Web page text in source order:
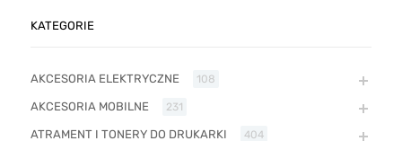
KATEGORIE
AKCESORIA ELEKTRYCZNE 108
AKCESORIA MOBILNE 231
ATRAMENT I TONERY DO DRUKARKI 404